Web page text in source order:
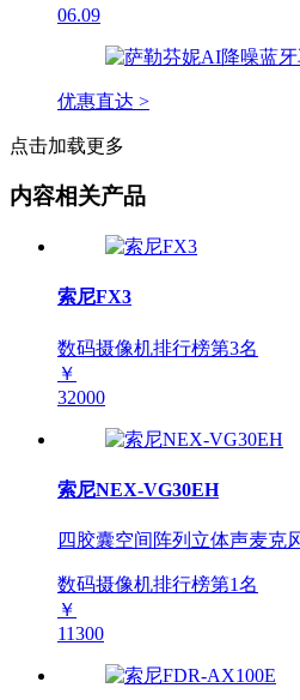
06.09
优惠直达 >
点击加载更多
内容相关产品
索尼FX3
数码摄像机排行榜第3名
￥
32000
索尼NEX-VG30EH
四胶囊空间阵列立体声麦克
数码摄像机排行榜第1名
￥
11300